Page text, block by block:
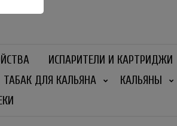
ИСПАРИТЕЛИ И КАРТРИДЖИ
ТАБАК ДЛЯ КАЛЬЯНА
КАЛЬЯНЫ